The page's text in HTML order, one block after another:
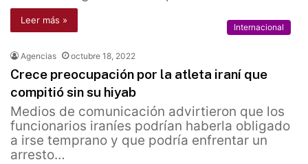
Leer más »
Internacional
Agencias octubre 18, 2022
Crece preocupación por la atleta iraní que
compitió sin su hiyab
Medios de comunicación advirtieron que los
funcionarios iraníes podrían haberla obligado
a irse temprano y que podría enfrentar un
arresto…